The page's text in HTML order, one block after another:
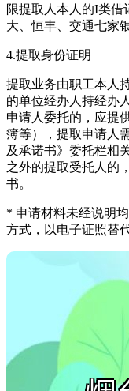
限提取人本人的I类
大、恒丰、交通七家
4.提取身份证明
提取业务由职工本人
的单位经办人持经办
申请人委托的，应提
簿等），提取申请人
及承诺书》委托栏相
之外的提取受托人的
书。
* 申请材料未经说明
方式，以电子证照替